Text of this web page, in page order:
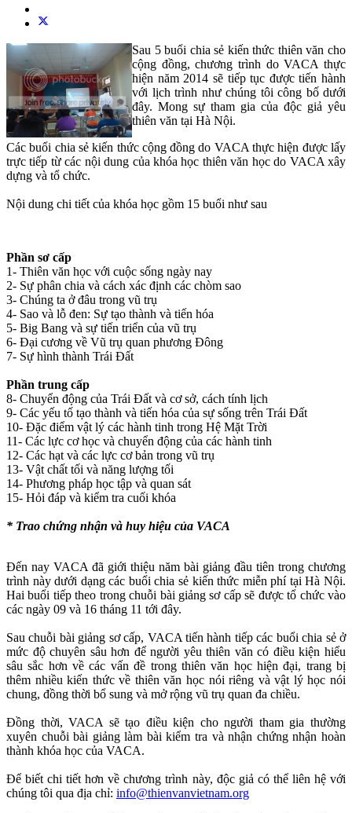
Sau 5 buổi chia sẻ kiến thức thiên văn cho
cộng đồng, chương trình do VACA thực
hiện năm 2014 sẽ tiếp tục được tiến hành
với lịch trình như chúng tôi công bố dưới
đây. Mong sự tham gia của độc giả yêu
thiên văn tại Hà Nội.
Các buổi chia sẻ kiến thức cộng đồng do VACA thực hiện được lấy
trực tiếp từ các nội dung của khóa học thiên văn học do VACA xây
dựng và tổ chức.
Nội dung chi tiết của khóa học gồm 15 buổi như sau
Phần sơ cấp
1- Thiên văn học với cuộc sống ngày nay
2- Sự phân chia và cách xác định các chòm sao
3- Chúng ta ở đâu trong vũ trụ
4- Sao và lỗ đen: Sự tạo thành và tiến hóa
5- Big Bang và sự tiến triển của vũ trụ
6- Đại cương về Vũ trụ quan phương Đông
7- Sự hình thành Trái Đất
Phần trung cấp
8- Chuyển động của Trái Đất và cơ sở, cách tính lịch
9- Các yếu tố tạo thành và tiến hóa của sự sống trên Trái Đất
10- Đặc điểm vật lý các hành tinh trong Hệ Mặt Trời
11- Các lực cơ học và chuyển động của các hành tinh
12- Các hạt và các lực cơ bản trong vũ trụ
13- Vật chất tối và năng lượng tối
14- Phương pháp học tập và quan sát
15- Hỏi đáp và kiểm tra cuối khóa
* Trao chứng nhận và huy hiệu của VACA
Đến nay VACA đã giới thiệu năm bài giảng đầu tiên trong chương
trình này dưới dạng các buổi chia sẻ kiến thức miễn phí tại Hà Nội.
Hai buổi tiếp theo trong chuỗi bài giảng sơ cấp sẽ được tổ chức vào
các ngày 09 và 16 tháng 11 tới đây.
Sau chuỗi bài giảng sơ cấp, VACA tiến hành tiếp các buổi chia sẻ ở
mức độ chuyên sâu hơn để người yêu thiên văn có điều kiện hiểu
sâu sắc hơn về các vấn đề trong thiên văn học hiện đại, trang bị
thêm nhiều kiến thức về thiên văn học nói riêng và vật lý học nói
chung, đồng thời bổ sung và mở rộng vũ trụ quan đa chiều.
Đồng thời, VACA sẽ tạo điều kiện cho người tham gia thường
xuyên chuỗi bài giảng làm bài kiểm tra và nhận chứng nhận hoàn
thành khóa học của VACA.
Để biết chi tiết hơn về chương trình này, độc giả có thể liên hệ với
chúng tôi qua địa chỉ: info@thienvanvietnam.org